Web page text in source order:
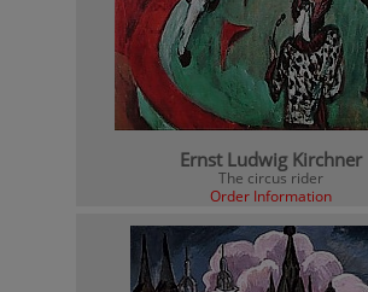
Ernst Ludwig Kirchner
The circus rider
Order Information